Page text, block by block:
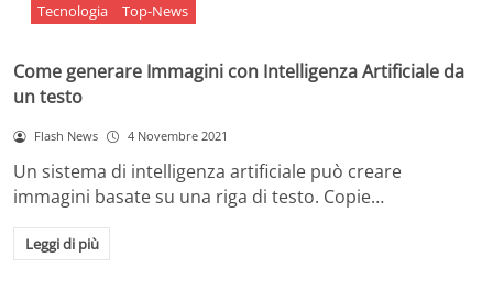
Tecnologia Top-News
Come generare Immagini con Intelligenza Artificiale da
un testo
Flash News 4 Novembre 2021
Un sistema di intelligenza artificiale può creare
immagini basate su una riga di testo. Copie…
Leggi di più